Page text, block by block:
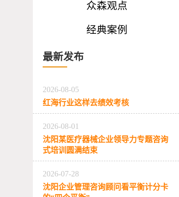
众森观点
经典案例
最新发布
2026-08-05
红海行业这样去绩效考核
2026-08-01
沈阳某医疗器械企业领导力专题咨询
式培训圆满结束
2026-07-28
沈阳企业管理咨询顾问看平衡计分卡